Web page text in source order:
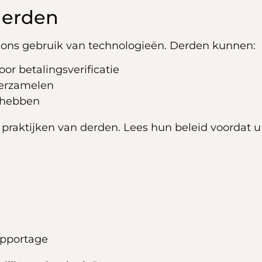
gebruik van technologieën. Derden kunnen:
betalingsverificatie
van derden. Lees hun beleid voordat